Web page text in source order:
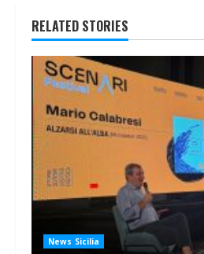
RELATED STORIES
News Sicilia